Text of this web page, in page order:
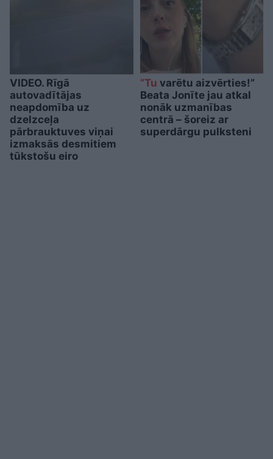
VIDEO. Rīgā
autovadītājas
neapdomība uz
dzelzceļa
pārbrauktuves viņai
izmaksās desmitiem
tūkstošu eiro
“Tu varētu aizvērties!”
Beata Jonīte jau atkal
nonāk uzmanības
centrā – šoreiz ar
superdārgu pulksteni